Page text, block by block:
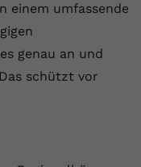
einem umfassenden
genau an und
schützt vor